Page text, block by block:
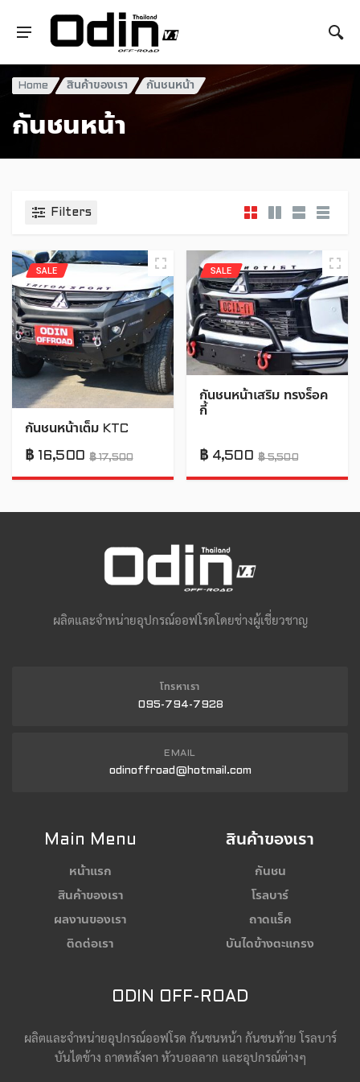
Home สินค้าของเรา กันชนหน้า
กันชนหน้า
Filters
SALE
กันชนหน้าเต็ม KTC
฿ 16,500 ฿17,500
SALE
กันชนหน้าเสริม ทรงร็อค
กี้
฿ 4,500 ฿5,500
ผลิตและจำหน่ายอุปกรณ์ออฟโรดโดยช่างผู้เชี่ยวชาญ
โทรหาเรา
095-794-7928
EMAIL
odinoffroad@hotmail.com
Main Menu
หน้าแรก
สินค้าของเรา
ผลงานของเรา
ติดต่อเรา
สินค้าของเรา
กันชน
โรลบาร์
ถาดแร็ค
บันไดข้างตะแกรง
ODIN OFF-ROAD
ผลิตและจำหน่ายอุปกรณ์ออฟโรด กันชนหน้า กันชนท้าย โรลบาร์
บันไดข้าง ถาดหลังคา หัวบอลลาก และอุปกรณ์ต่างๆ